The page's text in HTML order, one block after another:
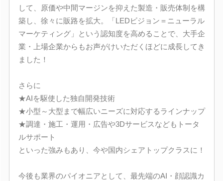
して、原価や中間マージンを抑えた製造・販売体制を構
築し、徐々に販路を拡大。「LEDビジョン＝ニューラル
マーケティング」という認知度を高めることで、大手企
業・上場企業からもお声がけいただくほどに成長してき
ました！
さらに
★AIを駆使した独自開発技術
★小型～大型まで幅広いニーズに対応するラインナップ
★調達・施工・運用・広告や3Dサービスなどもトータ
ルサポート
といった強みもあり、今や国内シェアトップクラスに！
今後も業界のパイオニアとして、最先端のAI・顔認識カ